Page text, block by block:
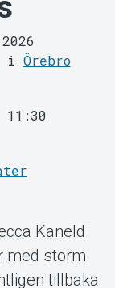
i Örebro
11:30
Kaneld
med storm
tillbaka